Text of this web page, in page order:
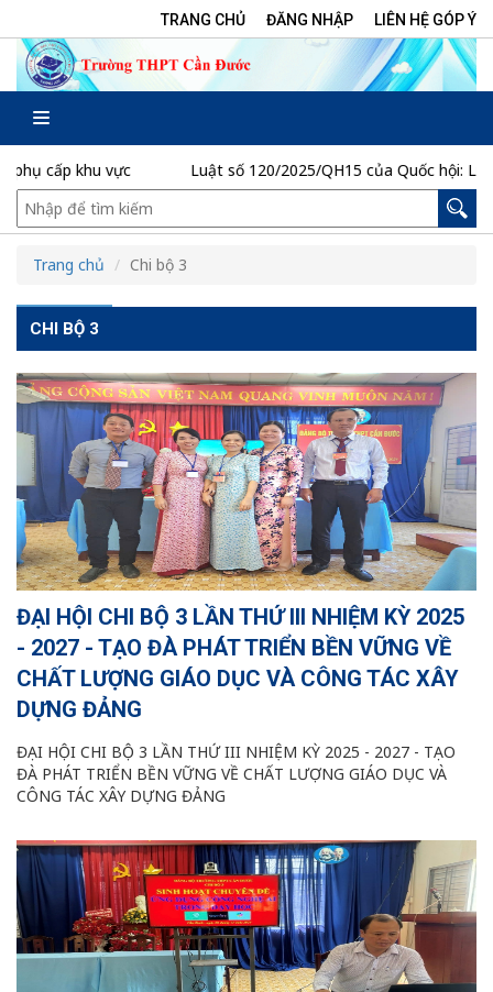
TRANG CHỦ ĐĂNG NHẬP LIÊN HỆ GÓP Ý
cấp khu vực Luật số 120/2025/QH15 của Quốc hội: Luật
Trang chủ Chi bộ 3
CHI BỘ 3
ĐẠI HỘI CHI BỘ 3 LẦN THỨ III NHIỆM KỲ 2025
- 2027 - TẠO ĐÀ PHÁT TRIỂN BỀN VỮNG VỀ
CHẤT LƯỢNG GIÁO DỤC VÀ CÔNG TÁC XÂY
DỰNG ĐẢNG
ĐẠI HỘI CHI BỘ 3 LẦN THỨ III NHIỆM KỲ 2025 - 2027 - TẠO
ĐÀ PHÁT TRIỂN BỀN VỮNG VỀ CHẤT LƯỢNG GIÁO DỤC VÀ
CÔNG TÁC XÂY DỰNG ĐẢNG